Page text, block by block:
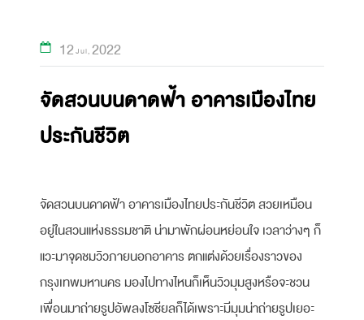
12 Jul 2022
จัดสวนบนดาดฟ้า อาคารเมืองไทย
ประกันชีวิต
จัดสวนบนดาดฟ้า อาคารเมืองไทยประกันชีวิต สวยเหมือน
อยู่ในสวนแห่งธรรมชาติ น่ามาพักผ่อนหย่อนใจ เวลาว่างๆ ก็
แวะมาจุดชมวิวภายนอกอาคาร ตกแต่งด้วยเรื่องราวของ
กรุงเทพมหานคร มองไปทางไหนก็เห็นวิวมุมสูงหรือจะชวน
เพื่อนมาถ่ายรูปอัพลงโซชียลก็ได้เพราะมีมุมน่าถ่ายรูปเยอะ